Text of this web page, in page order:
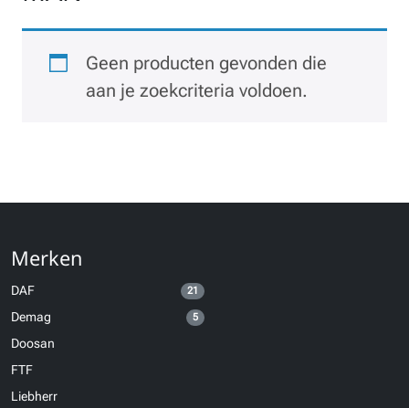
Geen producten gevonden die
aan je zoekcriteria voldoen.
Merken
DAF 21
Demag 5
Doosan
FTF
Liebherr